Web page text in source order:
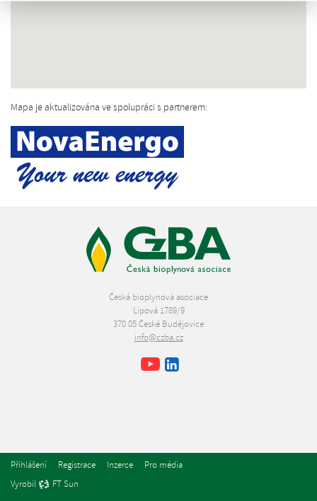
Mapa je aktualizována ve spolupráci s partnerem:
Česká bioplynová asociace
Lipová 1789/9
370 05 České Budějovice
info@czba.cz
Facebook
Youtube
Přihlášení Registrace Inzerce
Pro média
Vyrobil
FT Sun